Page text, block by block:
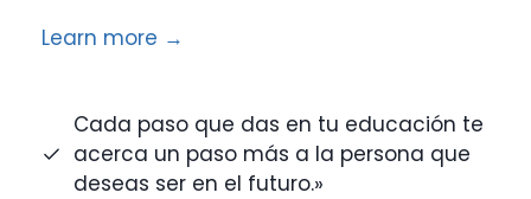
Learn more →
Cada paso que das en tu educación te
acerca un paso más a la persona que
deseas ser en el futuro.»